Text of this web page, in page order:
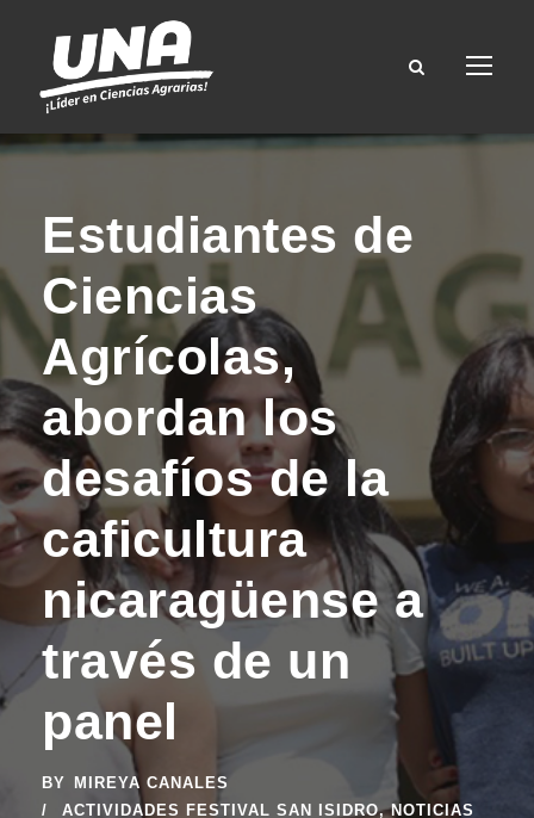
Estudiantes de
Ciencias
Agrícolas,
abordan los
desafíos de la
caficultura
nicaragüense a
través de un
panel
BY
MIREYA CANALES
ACTIVIDADES FESTIVAL SAN ISIDRO, NOTICIAS